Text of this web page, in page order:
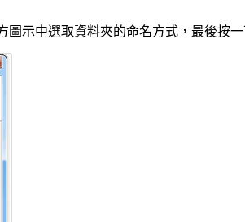
圖示中選取資料夾的命名方式，最後按一